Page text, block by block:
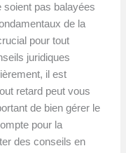
soient pas balayées
de la
pour tout
juridiques
il est
retard peut vous
de bien gérer le
pour la
des conseils en